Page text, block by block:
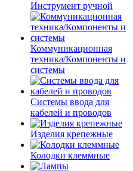
Инструмент ручной
Коммуникационная
техника/Компоненты и
системы
Системы ввода для
кабелей и проводов
Изделия крепежные
Колодки клеммные